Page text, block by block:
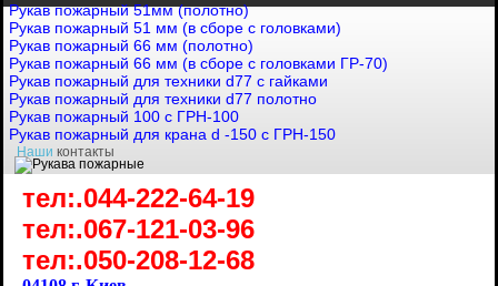
Рукав пожарный 51мм (полотно)
Рукав пожарный 51 мм (в сборе с головками)
Рукав пожарный 66 мм (полотно)
Рукав пожарный 66 мм (в сборе с головками ГР-70)
Рукав пожарный для техники d77 с гайками
Рукав пожарный для техники d77 полотно
Рукав пожарный 100 с ГРН-100
Рукав пожарный для крана d -150 с ГРН-150
Наши контакты
тел:.044-222-64-19
тел:.067-121-03-96
тел:.050-208-12-68